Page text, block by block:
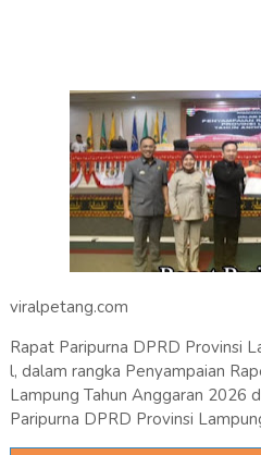
viralpetang.com
Rapat Paripurna DPRD Provinsi
l, dalam rangka Penyampaian
Lampung Tahun Anggaran 2026
Paripurna DPRD Provinsi